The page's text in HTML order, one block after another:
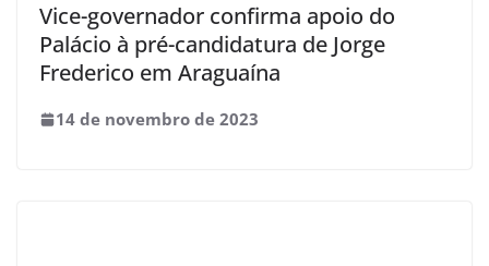
Vice-governador confirma apoio do
Palácio à pré-candidatura de Jorge
Frederico em Araguaína
14 de novembro de 2023